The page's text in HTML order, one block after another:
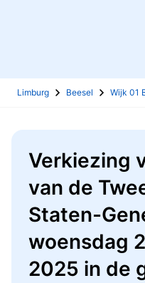
Limburg Beesel Wijk 01
Verkiezing
van de
Staten-
woensdag
2025 in de